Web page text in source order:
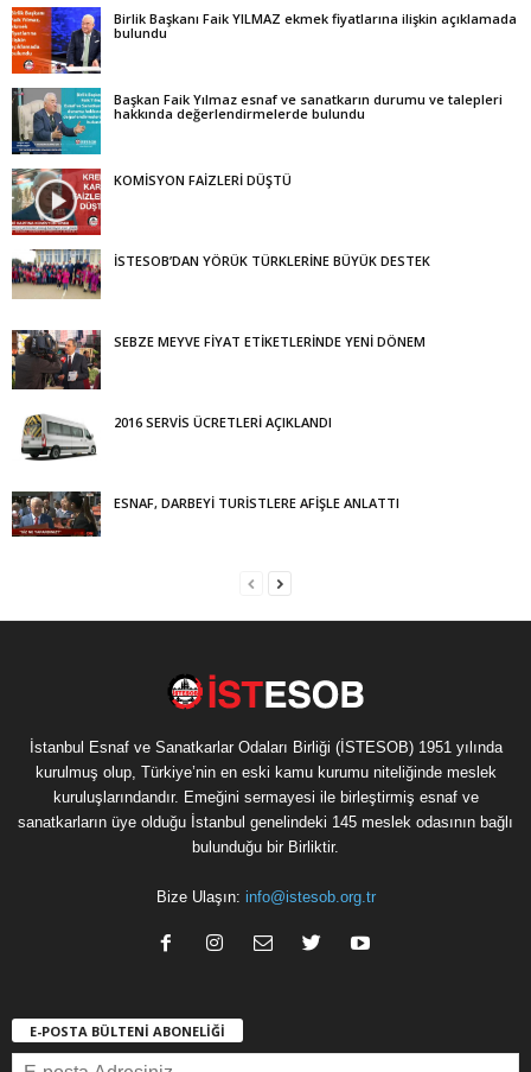
Birlik Başkanı Faik YILMAZ ekmek fiyatlarına ilişkin açıklamada
bulundu
Başkan Faik Yılmaz esnaf ve sanatkarın durumu ve talepleri
hakkında değerlendirmelerde bulundu
KOMİSYON FAİZLERİ DÜŞTÜ
İSTESOB’DAN YÖRÜK TÜRKLERİNE BÜYÜK DESTEK
SEBZE MEYVE FİYAT ETİKETLERİNDE YENİ DÖNEM
2016 SERVİS ÜCRETLERİ AÇIKLANDI
ESNAF, DARBEYİ TURİSTLERE AFİŞLE ANLATTI
İstanbul Esnaf ve Sanatkarlar Odaları Birliği (İSTESOB) 1951 yılında
kurulmuş olup, Türkiye’nin en eski kamu kurumu niteliğinde meslek
kuruluşlarındandır. Emeğini sermayesi ile birleştirmiş esnaf ve
sanatkarların üye olduğu İstanbul genelindeki 145 meslek odasının bağlı
bulunduğu bir Birliktir.
Bize Ulaşın: info@istesob.org.tr
E-POSTA BÜLTENİ ABONELİĞİ